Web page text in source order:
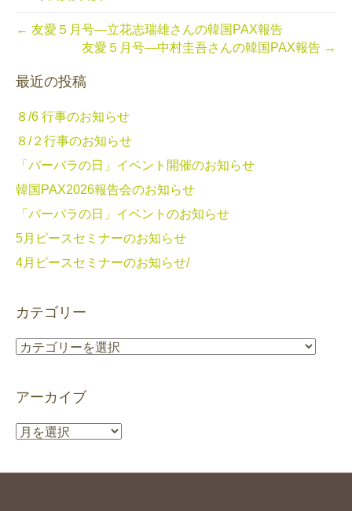
← 友愛５月号—立花志瑞雄さんの韓国PAX報告
友愛５月号—中村圭吾さんの韓国PAX報告 →
最近の投稿
８/6 行事のお知らせ
８/２行事のお知らせ
「バーバラの日」イベント開催のお知らせ
韓国PAX2026報告会のお知らせ
「バーバラの日」イベントのお知らせ
5月ピースセミナーのお知らせ
4月ピースセミナーのお知らせ/
カテゴリー
カ
リ
アーカイブ
ア